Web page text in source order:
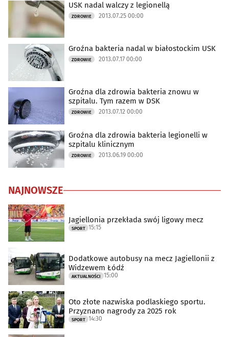
USK nadal walczy z legionellą
ZDROWIE 2013.07.25 00:00
Groźna bakteria nadal w białostockim USK
ZDROWIE 2013.07.17 00:00
Groźna dla zdrowia bakteria znowu w
szpitalu. Tym razem w DSK
ZDROWIE 2013.07.12 00:00
Groźna dla zdrowia bakteria legionelli w
szpitalu klinicznym
ZDROWIE 2013.06.19 00:00
NAJNOWSZE
Jagiellonia przekłada swój ligowy mecz
SPORT 15:15
Dodatkowe autobusy na mecz Jagiellonii z
Widzewem Łódź
AKTUALNOŚCI 15:00
Oto złote nazwiska podlaskiego sportu.
Przyznano nagrody za 2025 rok
SPORT 14:30